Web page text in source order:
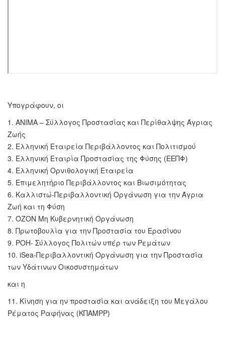
Υπογράφουν, οι
1. ΑΝΙΜΑ – Σύλλογος Προστασίας και Περίθαλψης Άγριας
Ζωής
2. Ελληνική Εταιρεία Περιβάλλοντος και Πολιτισμού
3. Ελληνική Εταιρία Προστασίας της Φύσης (ΕΕΠΦ)
4. Ελληνική Ορνιθολογική Εταιρεία
5. Επιμελητήριο Περιβάλλοντος και Βιωσιμότητας
6. Καλλιστώ-Περιβαλλοντική Οργάνωση για την Άγρια
Ζωή και τη Φύση
7. ΟΖΟΝ Μη Κυβερνητική Οργάνωση
8. Πρωτοβουλία για την Προστασία του Ερασίνου
9. ΡΟΗ- Σύλλογος Πολιτών υπέρ των Ρεμάτων
10. iSea-Περιβαλλοντική Οργάνωση για την Προστασία
των Υδάτινων Οικοσυστημάτων
και η
11. Κίνηση για ην προστασία και ανάδειξη του Μεγάλου
Ρέματος Ραφήνας (ΚΠΑΜΡΡ)